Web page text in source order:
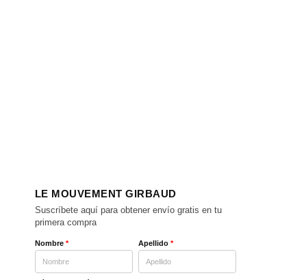
LE MOUVEMENT GIRBAUD
Suscríbete aquí para obtener envío gratis en tu
primera compra
Nombre* Apellido*